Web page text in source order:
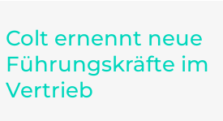
Colt ernennt neue
Führungskräfte im
Vertrieb